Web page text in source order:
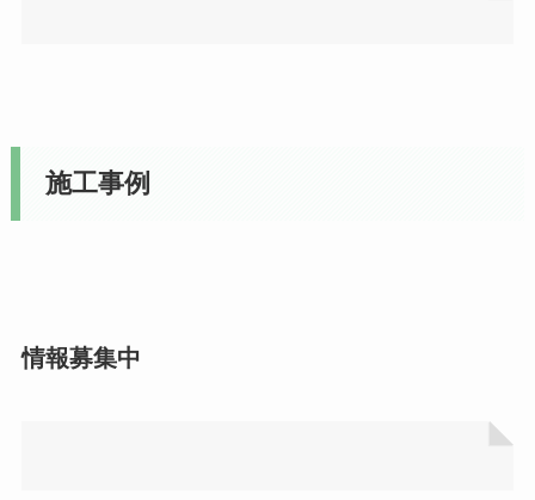
施工事例
情報募集中